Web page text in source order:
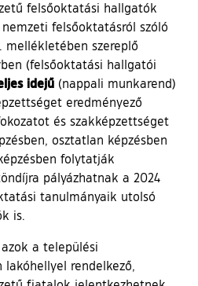
felsőoktatási hallgatók
felsőoktatásról szóló
mellékletében szereplő
(felsőoktatási hallgatói
idejű (nappali munkarend)
eredményező
és szakképzettséget
osztatlan képzésben
folytatják
pályázhatnak a 2024
tanulmányaik utolsó
is.
azok a települési
rendelkező,